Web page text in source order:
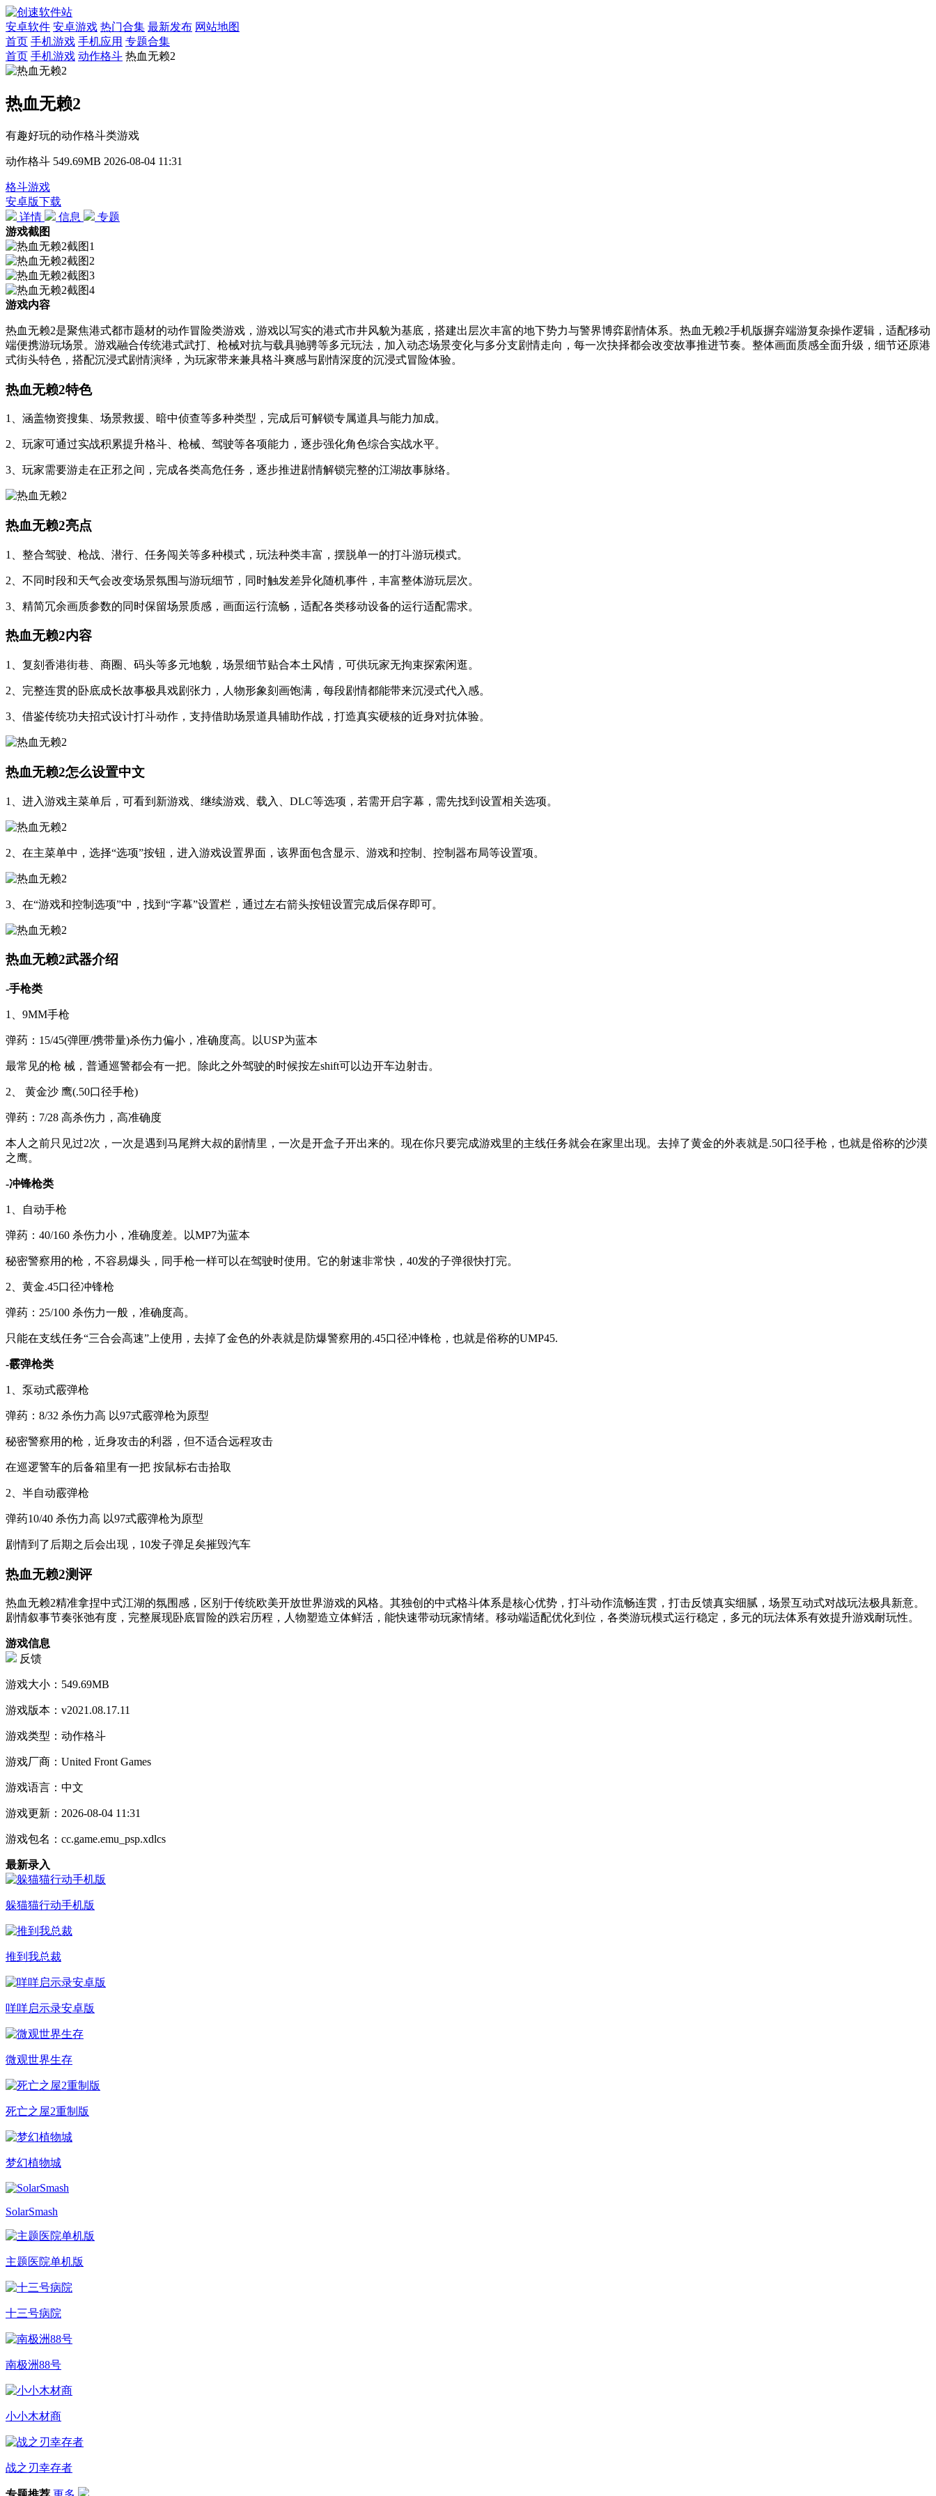
安卓软件 安卓游戏 热门合集 最新发布 网站地图
首页 手机游戏 手机应用 专题合集
首页 手机游戏 动作格斗 热血无赖2
热血无赖2
有趣好玩的动作格斗类游戏
动作格斗 549.69MB 2026-08-04 11:31
格斗游戏
安卓版下载
详情
信息
专题
游戏截图
游戏内容
热血无赖2是聚焦港式都市题材的动作冒险类游戏，游戏以写实的港式市井风貌为基底，搭建出层次丰富的地下势力与警界博弈剧情体系。热血无赖2手机版摒弃端游复杂操作逻辑，适配移动
端便携游玩场景。游戏融合传统港式武打、枪械对抗与载具驰骋等多元玩法，加入动态场景变化与多分支剧情走向，每一次抉择都会改变故事推进节奏。整体画面质感全面升级，细节还原港
式街头特色，搭配沉浸式剧情演绎，为玩家带来兼具格斗爽感与剧情深度的沉浸式冒险体验。
热血无赖2特色
1、涵盖物资搜集、场景救援、暗中侦查等多种类型，完成后可解锁专属道具与能力加成。
2、玩家可通过实战积累提升格斗、枪械、驾驶等各项能力，逐步强化角色综合实战水平。
3、玩家需要游走在正邪之间，完成各类高危任务，逐步推进剧情解锁完整的江湖故事脉络。
热血无赖2亮点
1、整合驾驶、枪战、潜行、任务闯关等多种模式，玩法种类丰富，摆脱单一的打斗游玩模式。
2、不同时段和天气会改变场景氛围与游玩细节，同时触发差异化随机事件，丰富整体游玩层次。
3、精简冗余画质参数的同时保留场景质感，画面运行流畅，适配各类移动设备的运行适配需求。
热血无赖2内容
1、复刻香港街巷、商圈、码头等多元地貌，场景细节贴合本土风情，可供玩家无拘束探索闲逛。
2、完整连贯的卧底成长故事极具戏剧张力，人物形象刻画饱满，每段剧情都能带来沉浸式代入感。
3、借鉴传统功夫招式设计打斗动作，支持借助场景道具辅助作战，打造真实硬核的近身对抗体验。
热血无赖2怎么设置中文
1、进入游戏主菜单后，可看到新游戏、继续游戏、载入、DLC等选项，若需开启字幕，需先找到设置相关选项。
2、在主菜单中，选择“选项”按钮，进入游戏设置界面，该界面包含显示、游戏和控制、控制器布局等设置项。
3、在“游戏和控制选项”中，找到“字幕”设置栏，通过左右箭头按钮设置完成后保存即可。
热血无赖2武器介绍
-手枪类
1、9MM手枪
弹药：15/45(弹匣/携带量)杀伤力偏小，准确度高。以USP为蓝本
最常见的枪 械，普通巡警都会有一把。除此之外驾驶的时候按左shift可以边开车边射击。
2、 黄金沙 鹰(.50口径手枪)
弹药：7/28 高杀伤力，高准确度
本人之前只见过2次，一次是遇到马尾辫大叔的剧情里，一次是开盒子开出来的。现在你只要完成游戏里的主线任务就会在家里出现。去掉了黄金的外表就是.50口径手枪，也就是俗称的沙漠
之鹰。
-冲锋枪类
1、自动手枪
弹药：40/160 杀伤力小，准确度差。以MP7为蓝本
秘密警察用的枪，不容易爆头，同手枪一样可以在驾驶时使用。它的射速非常快，40发的子弹很快打完。
2、黄金.45口径冲锋枪
弹药：25/100 杀伤力一般，准确度高。
只能在支线任务“三合会高速”上使用，去掉了金色的外表就是防爆警察用的.45口径冲锋枪，也就是俗称的UMP45.
-霰弹枪类
1、泵动式霰弹枪
弹药：8/32 杀伤力高 以97式霰弹枪为原型
秘密警察用的枪，近身攻击的利器，但不适合远程攻击
在巡逻警车的后备箱里有一把 按鼠标右击拾取
2、半自动霰弹枪
弹药10/40 杀伤力高 以97式霰弹枪为原型
剧情到了后期之后会出现，10发子弹足矣摧毁汽车
热血无赖2测评
热血无赖2精准拿捏中式江湖的氛围感，区别于传统欧美开放世界游戏的风格。其独创的中式格斗体系是核心优势，打斗动作流畅连贯，打击反馈真实细腻，场景互动式对战玩法极具新意。
剧情叙事节奏张弛有度，完整展现卧底冒险的跌宕历程，人物塑造立体鲜活，能快速带动玩家情绪。移动端适配优化到位，各类游玩模式运行稳定，多元的玩法体系有效提升游戏耐玩性。
游戏信息
反馈
游戏大小： 549.69MB
游戏版本： v2021.08.17.11
游戏类型： 动作格斗
游戏厂商： United Front Games
游戏语言： 中文
游戏更新： 2026-08-04 11:31
游戏包名： cc.game.emu_psp.xdlcs
最新录入
躲猫猫行动手机版
推到我总裁
咩咩启示录安卓版
微观世界生存
死亡之屋2重制版
梦幻植物城
SolarSmash
主题医院单机版
十三号病院
南极洲88号
小小木材商
战之刃幸存者